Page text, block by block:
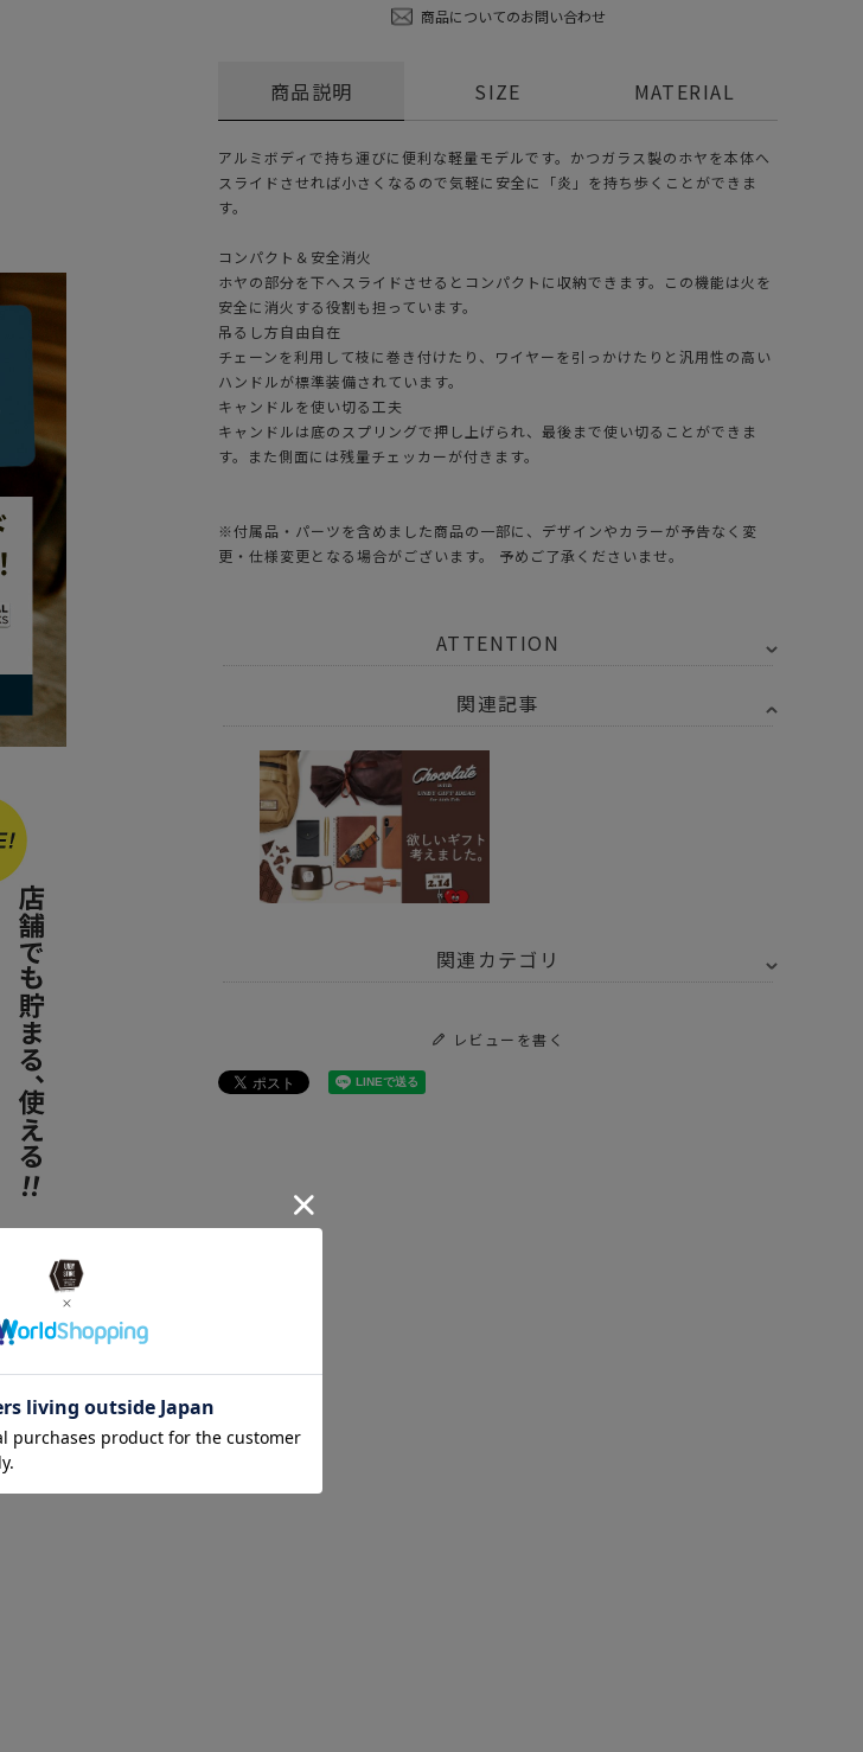
FEUERHAND フュ
Mt.SUMI マウント
UCO ユーコ フラ
商品についてのお問い合わせ
商品説明
アルミボディで持ち運びに便利な軽量モデルです。かつガラス製のホヤを本体へ
スライドさせれば小さくなるので気軽に安全に「炎」を持ち歩くことができま
す。
コンパクト＆安全消火
ホヤの部分を下へスライドさせるとコンパクトに収納できます。この機能は火を
安全に消火する役割も担っています。
吊るし方自由自在
チェーンを利用して枝に巻き付けたり、ワイヤーを引っかけたりと汎用性の高い
ハンドルが標準装備されています。
キャンドルを使い切る工夫
キャンドルは底のスプリングで押し上げられ、最後まで使い切ることができま
す。また側面には残量チェッカーが付きます。
※付属品・パーツを含めました商品の一部に、デザインやカラーが予告なく変
更・仕様変更となる場合がございます。 予めご了承くださいませ。
SIZE MATERIAL
ATTENTION
関連記事
関連カテゴリ
BRAND UNBY SELECT UCO ユーコ
2023 Valentine × UNBY
レビューを書く